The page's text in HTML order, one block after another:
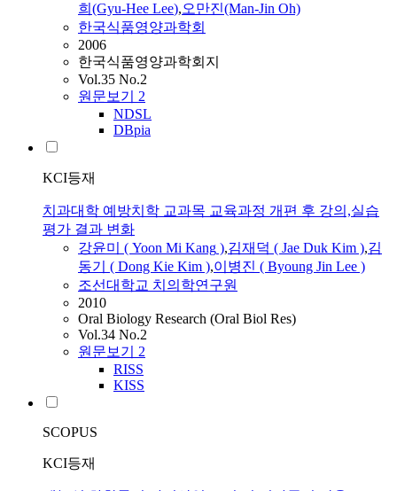
희(Gyu-Hee Lee),오만진(Man-Jin Oh)
한국식품영양과학회
2006
한국식품영양과학회지
Vol.35 No.2
원문보기 2
NDSL
DBpia
KCI등재
치과대학 예방치학 교과목 교육과정 개편 후 강의,실습
평가 결과 변화
강윤미 ( Yoon Mi Kang ),김재덕 ( Jae Duk Kim ),김
동기 ( Dong Kie Kim ),이병진 ( Byoung Jin Lee )
조선대학교 치의학연구원
2010
Oral Biology Research (Oral Biol Res)
Vol.34 No.2
원문보기 2
RISS
KISS
SCOPUS
KCI등재